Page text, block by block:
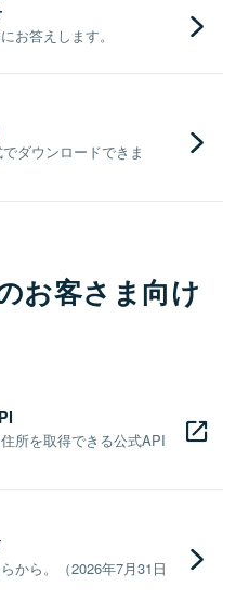
お答えします。
ダウンロードできま
お客さま向け
所を取得できる公式API
から。（2026年7月31日